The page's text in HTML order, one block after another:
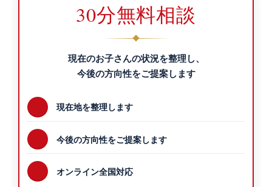
30分無料相談
現在のお子さんの状況を整理し、
今後の方向性をご提案します
現在地を整理します
今後の方向性をご提案します
オンライン全国対応